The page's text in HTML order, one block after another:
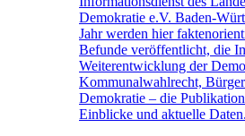
Demokratie e.V. Baden-
Jahr werden hier
Befunde veröffentlicht, die
Weiterentwicklung der
Kommunalwahlrecht,
Demokratie – die
Einblicke und aktuelle Daten.